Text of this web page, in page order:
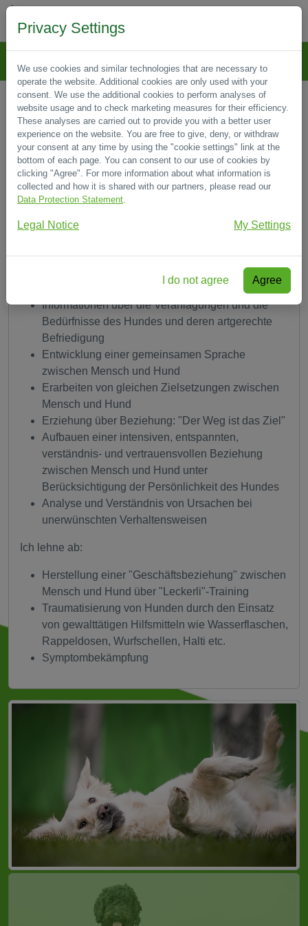
Entdeckungen mit dem Hund
Leitbild
Home Leitbild
Ein Hund der Ihnen Probleme macht, ist
damit beschäftigt, seine Probleme zu
lösen!
Ganzheitliche Betrachtung von Mensch und Hund
Informationen über die Veranlagungen und die
Bedürfnisse des Hundes und deren artgerechte
Befriedigung
Entwicklung einer gemeinsamen Sprache
zwischen Mensch und Hund
Erarbeiten von gleichen Zielsetzungen zwischen
Mensch und Hund
Erziehung über Beziehung: "Der Weg ist das Ziel"
Aufbauen einer intensiven, entspannten,
verständnis- und vertrauensvollen Beziehung
zwischen Mensch und Hund unter
Berücksichtigung der Persönlichkeit des Hundes
Analyse und Verständnis von Ursachen bei
unerwünschten Verhaltensweisen
Ich lehne ab:
Herstellung einer "Geschäftsbeziehung" zwischen
Mensch und Hund über "Leckerli"-Training
Traumatisierung von Hunden durch den Einsatz
von gewalttätigen Hilfsmitteln wie Wasserflaschen,
Rappeldosen, Wurfschellen, Halti etc.
Symptombekämpfung
Privacy Settings
We use cookies and similar technologies that are necessary to
operate the website. Additional cookies are only used with your
consent. We use the additional cookies to perform analyses of
website usage and to check marketing measures for their efficiency.
These analyses are carried out to provide you with a better user
experience on the website. You are free to give, deny, or withdraw
your consent at any time by using the "cookie settings" link at the
bottom of each page. You can consent to our use of cookies by
clicking "Agree". For more information about what information is
collected and how it is shared with our partners, please read our
Data Protection Statement.
Legal Notice My Settings
I do not agree Agree